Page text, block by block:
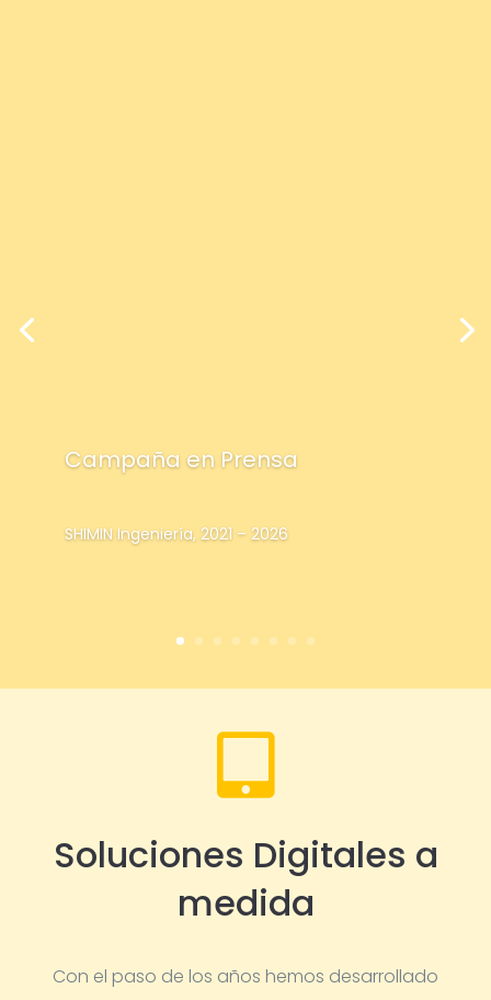
Campaña en Prensa
SHIMIN Ingeniería, 2021 – 2026

Soluciones Digitales a
medida
Con el paso de los años hemos desarrollado